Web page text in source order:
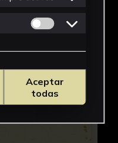
Permitir cookies
Aceptar
todas